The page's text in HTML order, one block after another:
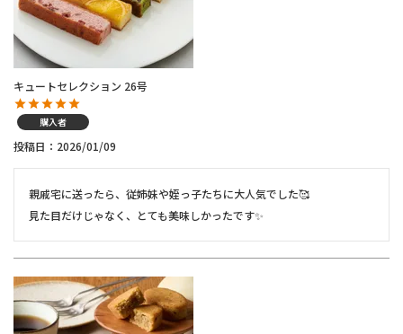
キュートセレクション 26号
購入者
投稿日 2026/01/09
親戚宅に送ったら、従姉妹や姪っ子たちに大人気でした🥰
見た目だけじゃなく、とても美味しかったです✨